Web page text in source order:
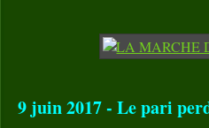
9 juin 2017 - Le pari